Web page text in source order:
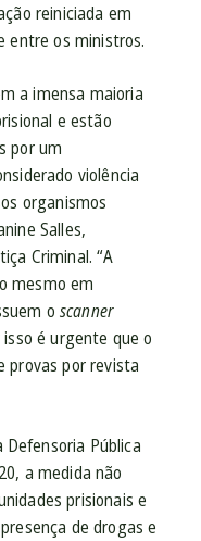
reiniciada em
entre os ministros.
a imensa maioria
e estão
por um
violência
organismos
Salles,
Criminal. “A
mesmo em
o scanner
é urgente que o
provas por revista
Pública
a medida não
prisionais e
de drogas e